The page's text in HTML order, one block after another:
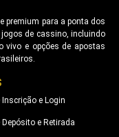
premium para a ponta dos
jogos de cassino, incluindo
vivo e opções de apostas
Inscrição e Login
Depósito e Retirada